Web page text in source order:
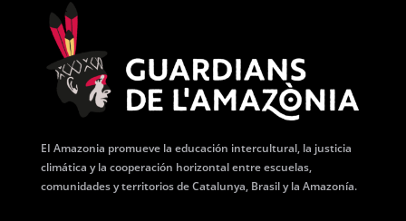
EI Amazonia promueve la educación intercultural, la justicia
climática y la cooperación horizontal entre escuelas,
comunidades y territorios de Catalunya, Brasil y la Amazonía.